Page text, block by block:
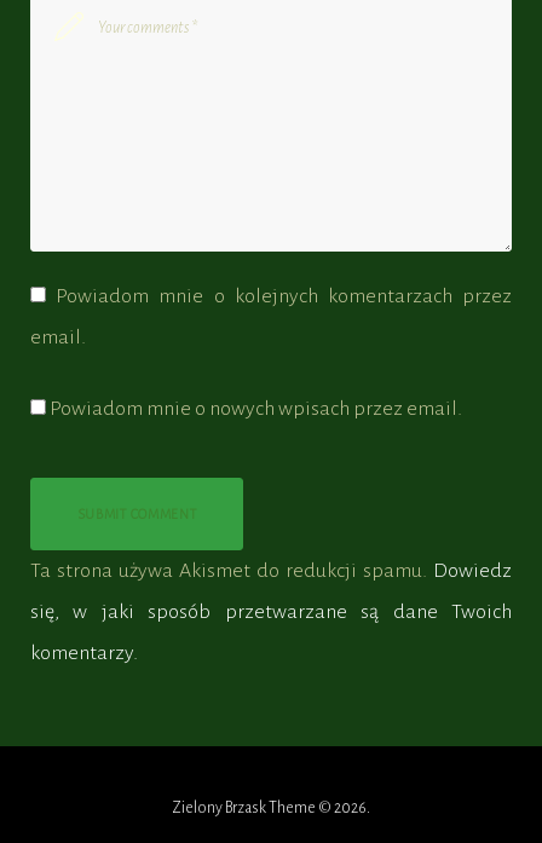
Powiadom mnie o kolejnych komentarzach przez
email.
Powiadom mnie o nowych wpisach przez email.
Ta strona używa Akismet do redukcji spamu. Dowiedz
się, w jaki sposób przetwarzane są dane Twoich
komentarzy.
Zielony Brzask Theme © 2026.